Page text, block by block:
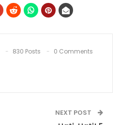
830 Posts 0 Comments
NEXT POST